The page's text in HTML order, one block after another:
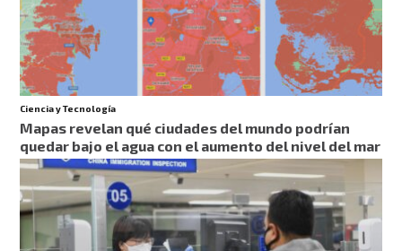
Ciencia y Tecnología
Mapas revelan qué ciudades del mundo podrían
quedar bajo el agua con el aumento del nivel del mar